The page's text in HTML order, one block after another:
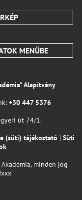
MENÜBE
Alapítvány
+30 447 5376
út 74/1.
(süti) tájékoztató | Süti
minden jog